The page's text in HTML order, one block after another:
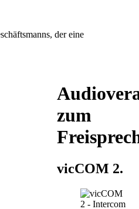
zum
vicCOM 2.